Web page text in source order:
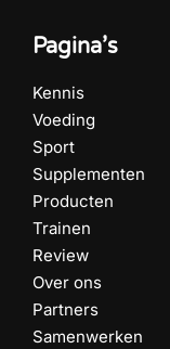
Pagina’s
Kennis
Voeding
Sport
Supplementen
Producten
Trainen
Review
Over ons
Partners
Samenwerken